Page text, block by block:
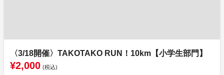
〈3/18開催〉TAKOTAKO RUN！10km【小学生部門】
¥2,000 (税込)